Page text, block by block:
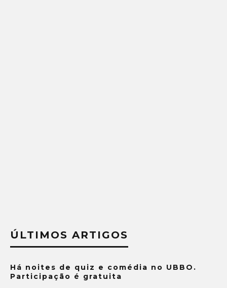
ÚLTIMOS ARTIGOS
Há noites de quiz e comédia no UBBO.
Participação é gratuita